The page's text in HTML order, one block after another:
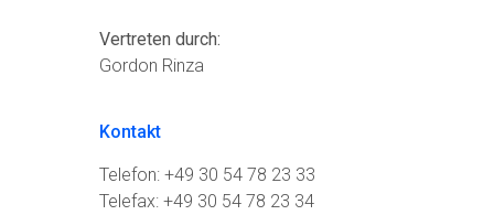
Vertreten durch:
Gordon Rinza
Kontakt
Telefon: +49 30 54 78 23 33
Telefax: +49 30 54 78 23 34